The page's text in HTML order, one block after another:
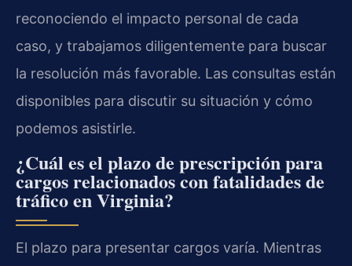
reconociendo el impacto personal de cada
caso, y trabajamos diligentemente para buscar
la resolución más favorable. Las consultas están
disponibles para discutir su situación y cómo
podemos asistirle.
¿Cuál es el plazo de prescripción para
cargos relacionados con fatalidades de
tráfico en Virginia?
El plazo para presentar cargos varía. Mientras